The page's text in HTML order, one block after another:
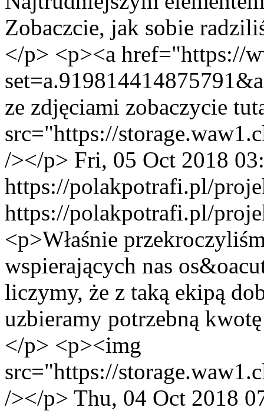
Zobaczcie, jak sobie
</p> <p><a href="https://
ze zdjęciami zobaczycie
src="https://
/></p> Fri, 05 Oct 2018
https://polakpotrafi.pl/
https://polakpotrafi.pl/
<p>Właśnie
wspierających nas
liczymy, że z taką ekipą
uzbieramy potrzebną
</p> <p><img
src="https://
/></p> Thu, 04 Oct 2018